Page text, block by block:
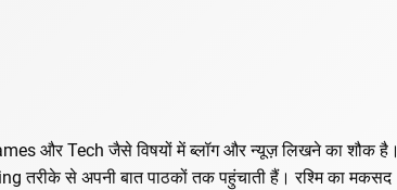
और Tech जैसे विषयों में ब्लॉग और न्यूज़ लिखने का शौक है।
तरीके से अपनी बात पाठकों तक पहुंचाती हैं। रश्मि का मकसद